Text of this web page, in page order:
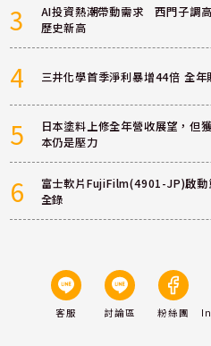
3
AI投資熱潮帶動需求 西門子調
歷史新高
4 三井化學首季淨利暴增44倍 全年
5
日本塗料上修全年營收展望，
本仍是壓力
6
富士軟片FujiFilm(4901-JP)啟
全錄
客服 討論區 粉絲團